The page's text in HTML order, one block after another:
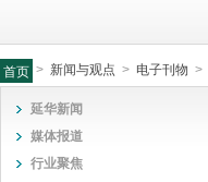
首页 > 新闻与观点 > 电子刊物 >
延华新闻
媒体报道
行业聚焦